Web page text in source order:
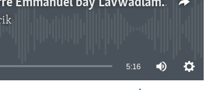
source currently available
5:16